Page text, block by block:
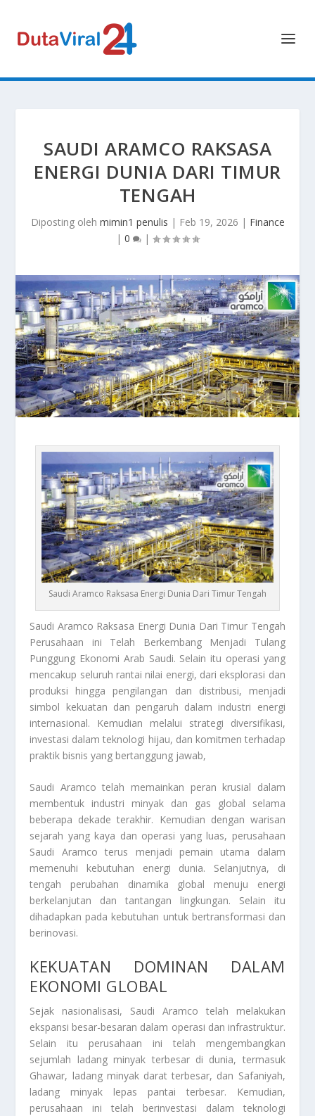
SAUDI ARAMCO RAKSASA
ENERGI DUNIA DARI TIMUR
TENGAH
Diposting oleh mimin1 penulis | Feb 19, 2026 | Finance
| 0 |
Saudi Aramco Raksasa Energi Dunia Dari Timur Tengah
Saudi Aramco Raksasa Energi Dunia Dari Timur Tengah
Perusahaan ini Telah Berkembang Menjadi Tulang
Punggung Ekonomi Arab Saudi. Selain itu operasi yang
mencakup seluruh rantai nilai energi, dari eksplorasi dan
produksi hingga pengilangan dan distribusi, menjadi
simbol kekuatan dan pengaruh dalam industri energi
internasional. Kemudian melalui strategi diversifikasi,
investasi dalam teknologi hijau, dan komitmen terhadap
praktik bisnis yang bertanggung jawab,
Saudi Aramco telah memainkan peran krusial dalam
membentuk industri minyak dan gas global selama
beberapa dekade terakhir. Kemudian dengan warisan
sejarah yang kaya dan operasi yang luas, perusahaan
Saudi Aramcoterus menjadi pemain utama dalam
memenuhi kebutuhan energi dunia. Selanjutnya, di
tengah perubahan dinamika global menuju energi
berkelanjutan dan tantangan lingkungan. Selain itu
dihadapkan pada kebutuhan untuk bertransformasi dan
berinovasi.
KEKUATAN DOMINAN DALAM
EKONOMI GLOBAL
Sejak nasionalisasi, Saudi Aramco telah melakukan
ekspansi besar-besaran dalam operasi dan infrastruktur.
Selain itu perusahaan ini telah mengembangkan
sejumlah ladang minyak terbesar di dunia, termasuk
Ghawar, ladang minyak darat terbesar, dan Safaniyah,
ladang minyak lepas pantai terbesar. Kemudian,
perusahaan ini telah berinvestasi dalam teknologi